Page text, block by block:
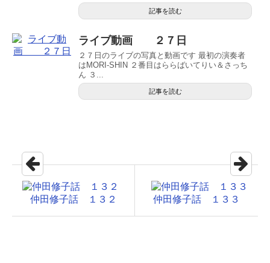
記事を読む
ライブ動画 ２７日
２７日のライブの写真と動画です 最初の演奏者
はMORI-SHIN ２番目はららばいてりい＆さっち
ん ３...
記事を読む
仲田修子話 １３２ 仲田修子話 １３３